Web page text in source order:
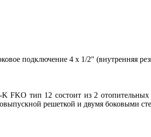
подключение 4 х 1/2" (внутренняя
FKO тип 12 состоит из 2
решеткой и двумя боковыми